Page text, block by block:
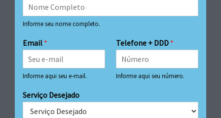
Informe seu nome completo.
Email *
Informe aqui seu e-mail.
Telefone + DDD *
Informe aqui seu número.
Serviço Desejado